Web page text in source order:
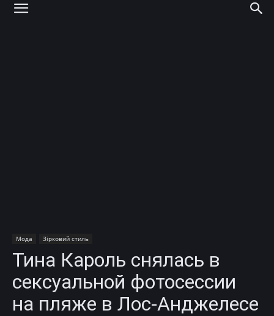
Мода Зірковий стиль
Тина Кароль снялась в
сексуальной фотосессии
на пляже в Лос-Анджелесе